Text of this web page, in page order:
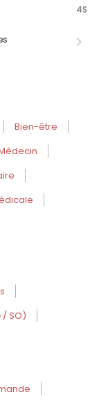
4S
Bien-être
/ SO)